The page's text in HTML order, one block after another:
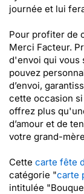
journée et lui
Pour profiter de
Merci Facteur.
d'envoi qui vous
pouvez
d’envoi,
cette occasion
offrez plus
d’amour et de
votre grand-
Cette carte fête
catégorie "carte
intitulée